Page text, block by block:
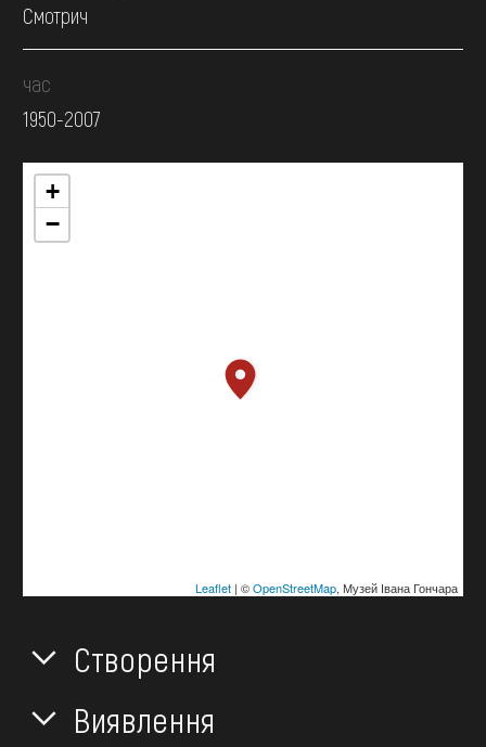
Смотрич
час
1950-2007
+
−
Leaflet| ©OpenStreetMap, Музей Івана Гончара
Створення
Виявлення